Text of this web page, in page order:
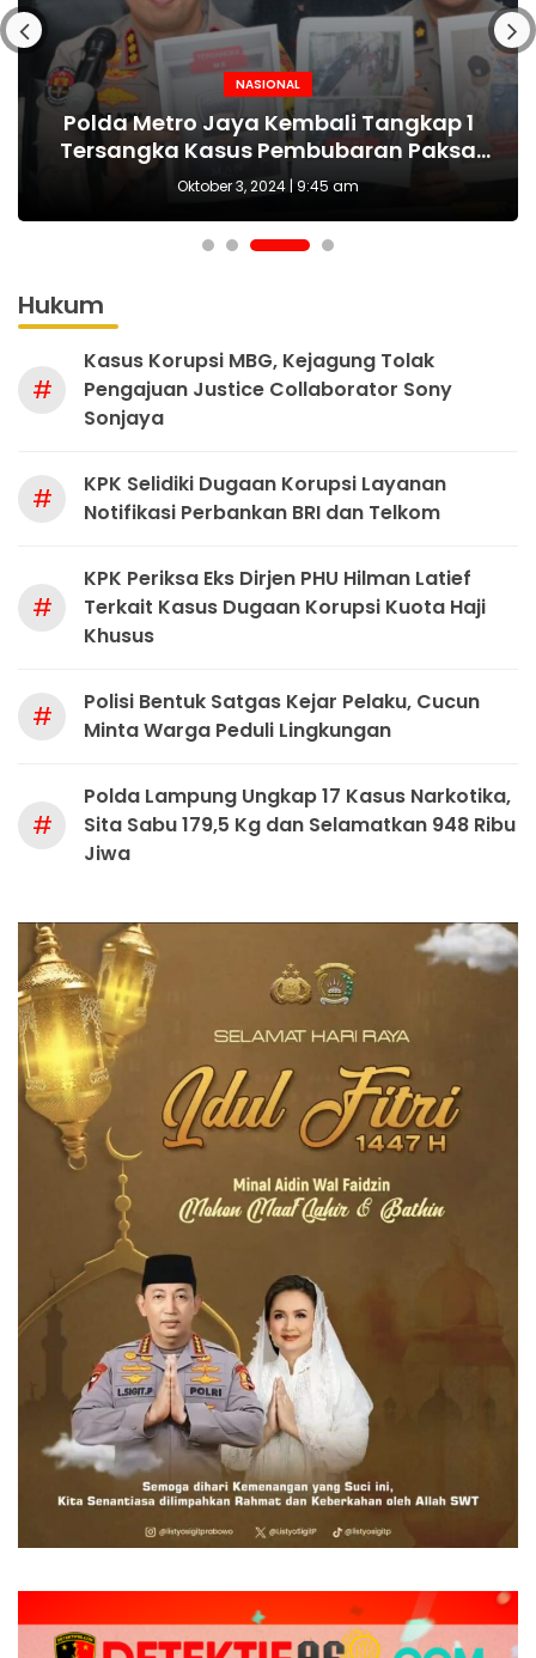
NASIONAL
HUT Polwan ke-76 Jadi Momentum
yang Tepat Wujudkan Perlindungan
Perempuan dan Anak
NASIONAL
MAKI Sebut Seleksi Capim KPK Tidak Sah
Sejak Awal, Harusnya Dilakukan Era
Prabowo
NASIONAL
Polda Metro Jaya Kembali Tangkap 1
Tersangka Kasus Pembubaran Paksa
Diskusi di Kemang
Oktober 3, 2024 | 9:45 am
BERITA
Kejari tetapkan Kades Sejahtera Sigi
tersangka korupsi ADD
Hukum
#
Kasus Korupsi MBG, Kejagung Tolak
Pengajuan Justice Collaborator Sony
Sonjaya
#
KPK Selidiki Dugaan Korupsi Layanan
Notifikasi Perbankan BRI dan Telkom
#
KPK Periksa Eks Dirjen PHU Hilman Latief
Terkait Kasus Dugaan Korupsi Kuota Haji
Khusus
#
Polisi Bentuk Satgas Kejar Pelaku, Cucun
Minta Warga Peduli Lingkungan
#
Polda Lampung Ungkap 17 Kasus Narkotika,
Sita Sabu 179,5 Kg dan Selamatkan 948 Ribu
Jiwa